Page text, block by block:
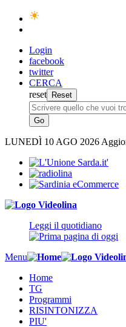
Login
facebook
twitter
CERCA
reset
LUNEDÌ 10 AGO 2026
Leggi il quotidiano
Menu
Home
TG
Programmi
RISINTONIZZA
PIU'